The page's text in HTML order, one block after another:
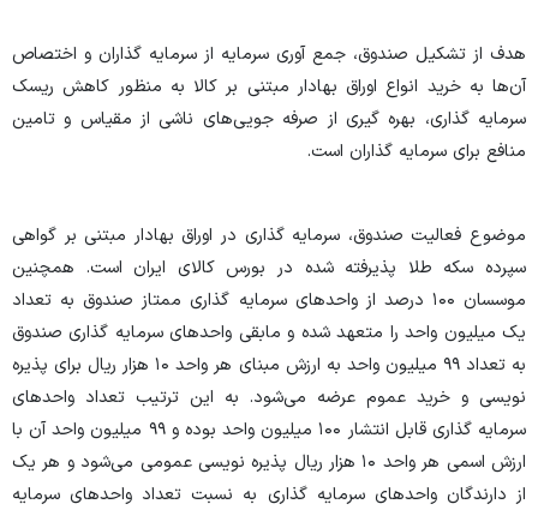
هدف از تشکیل صندوق، جمع آوری سرمایه از سرمایه گذاران و اختصاص
آن‌ها به خرید انواع اوراق بهادار مبتنی بر کالا به منظور کاهش ریسک
سرمایه گذاری، بهره گیری از صرفه جویی‌های ناشی از مقیاس و تامین
منافع برای سرمایه گذاران است.
موضوع فعالیت صندوق، سرمایه گذاری در اوراق بهادار مبتنی بر گواهی
سپرده سکه طلا پذیرفته شده در بورس کالای ایران است. همچنین
موسسان ۱۰۰ درصد از واحدهای سرمایه گذاری ممتاز صندوق به تعداد
یک میلیون واحد را متعهد شده و مابقی واحدهای سرمایه گذاری صندوق
به تعداد ۹۹ میلیون واحد به ارزش مبنای هر واحد ۱۰ هزار ریال برای پذیره
نویسی و خرید عموم عرضه می‌شود. به این ترتیب تعداد واحدهای
سرمایه گذاری قابل انتشار ۱۰۰ میلیون واحد بوده و ۹۹ میلیون واحد آن با
ارزش اسمی هر واحد ۱۰ هزار ریال پذیره نویسی عمومی می‌شود و هر یک
از دارندگان واحدهای سرمایه گذاری به نسبت تعداد واحدهای سرمایه